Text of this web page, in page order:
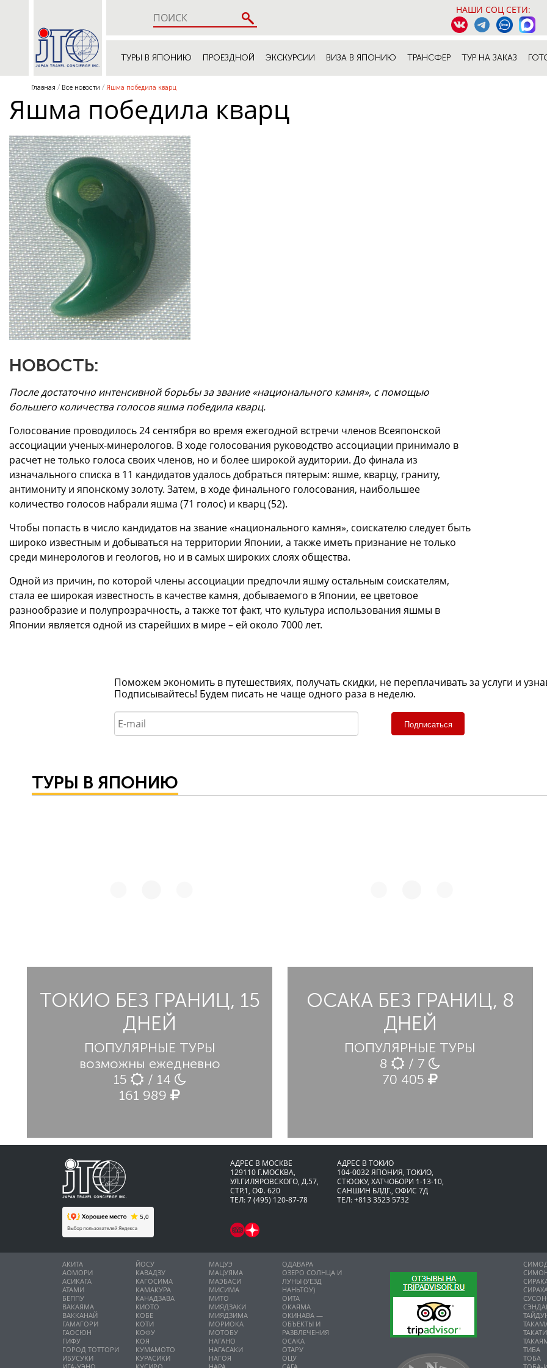
НАШИ СОЦ СЕТИ:
ТУРЫ В ЯПОНИЮ ПРОЕЗДНОЙ ЭКСКУРСИИ ВИЗА В ЯПОНИЮ ТРАНСФЕР ТУР НА ЗАКАЗ
Главная Все новости Яшма победила кварц
Яшма победила кварц
НОВОСТЬ:
После достаточно интенсивной борьбы за звание «национального камня», с помощью
большего количества голосов яшма победила кварц.
Голосование проводилось 24 сентября во время ежегодной встречи членов Всеяпонской
ассоциации ученых-минерологов. В ходе голосования руководство ассоциации принимало в
расчет не только голоса своих членов, но и более широкой аудитории. До финала из
изначального списка в 11 кандидатов удалось добраться пятерым: яшме, кварцу, граниту,
антимониту и японскому золоту. Затем, в ходе финального голосования, наибольшее
количество голосов набрали яшма (71 голос) и кварц (52).
Чтобы попасть в число кандидатов на звание «национального камня», соискателю следует быть
широко известным и добываться на территории Японии, а также иметь признание не только
среди минерологов и геологов, но и в самых широких слоях общества.
Одной из причин, по которой члены ассоциации предпочли яшму остальным соискателям,
стала ее широкая известность в качестве камня, добываемого в Японии, ее цветовое
разнообразие и полупрозрачность, а также тот факт, что культура использования яшмы в
Японии является одной из старейших в мире – ей около 7000 лет.
Поможем экономить в путешествиях, получать скидки, не переплачивать за услуги и
Подписывайтесь! Будем писать не чаще одного раза в неделю.
Подписаться
ТУРЫ В ЯПОНИЮ
ТОКИО БЕЗ ГРАНИЦ, 15
ДНЕЙ
ПОПУЛЯРНЫЕ ТУРЫ
возможны ежедневно
15
/ 14
161 989
ОСАКА БЕЗ ГРАНИЦ, 8
ДНЕЙ
ПОПУЛЯРНЫЕ ТУРЫ
8
/ 7
70 405
АДРЕС В МОСКВЕ
129110 Г.МОСКВА,
УЛ.ГИЛЯРОВСКОГО, Д.57,
СТР.1, ОФ. 620
ТЕЛ: 7 (495) 120-87-78
АДРЕС В ТОКИО
104-0032 ЯПОНИЯ, ТОКИО,
CТЮОКУ, ХАТЧОБОРИ 1-13-10,
САНШИН БЛДГ., ОФИС 7Д
ТЕЛ: +813 3523 5732
АКИТА
АОМОРИ
АСИКАГА
АТАМИ
БЕППУ
ВАКАЯМА
ВАККАНАЙ
ГАМАГОРИ
ГАОСЮН
ГИФУ
ГОРОД ТОТТОРИ
ИБУСУКИ
ЙОСУ
КАВАДЗУ
КАГОСИМА
КАМАКУРА
КАНАДЗАВА
КИОТО
КОБЕ
КОТИ
КОФУ
КОЯ
КУМАМОТО
КУРАСИКИ
МАЦУЭ
МАЦУЯМА
МАЭБАСИ
МИСИМА
МИТО
МИЯДЗАКИ
МИЯДЗИМА
МОРИОКА
МОТОБУ
НАГАНО
НАГАСАКИ
НАГОЯ
ОДАВАРА
ОЗЕРО СОЛНЦА И
ЛУНЫ (УЕЗД
НАНЬТОУ)
ОИТА
ОКАЯМА
ОКИНАВА —
ОБЪЕКТЫ И
РАЗВЛЕЧЕНИЯ
ОСАКА
ОТАРУ
ОЦУ
ТИБА
ТОБА